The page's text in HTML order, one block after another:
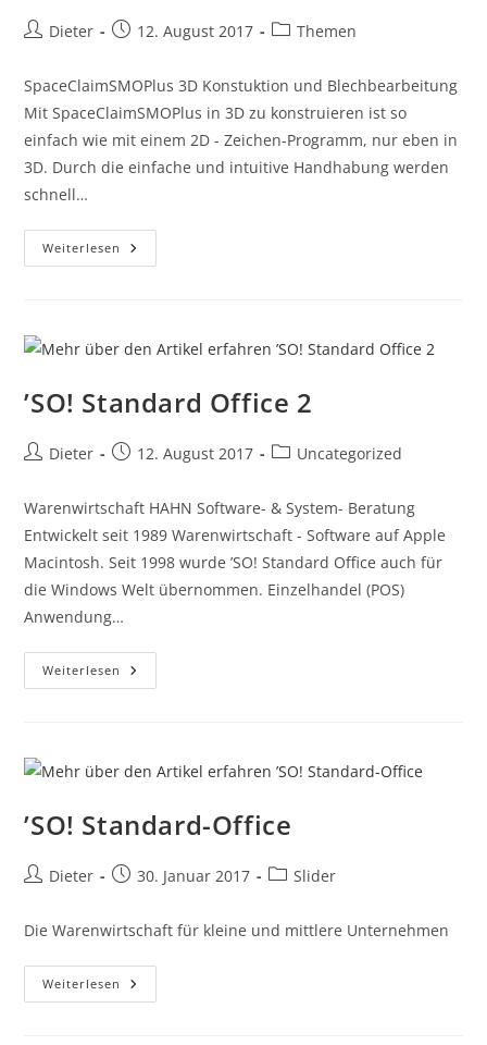
Dieter 12. August 2017 Themen
SpaceClaimSMOPlus 3D Konstuktion und Blechbearbeitung
Mit SpaceClaimSMOPlus in 3D zu konstruieren ist so
einfach wie mit einem 2D - Zeichen-Programm, nur eben in
3D. Durch die einfache und intuitive Handhabung werden
schnell…
Weiterlesen
’SO! Standard Office 2
Dieter 12. August 2017 Uncategorized
Warenwirtschaft HAHN Software- & System- Beratung
Entwickelt seit 1989 Warenwirtschaft - Software auf Apple
Macintosh. Seit 1998 wurde ’SO! Standard Office auch für
die Windows Welt übernommen. Einzelhandel (POS)
Anwendung…
Weiterlesen
’SO! Standard-Office
Dieter 30. Januar 2017 Slider
Die Warenwirtschaft für kleine und mittlere Unternehmen
Weiterlesen